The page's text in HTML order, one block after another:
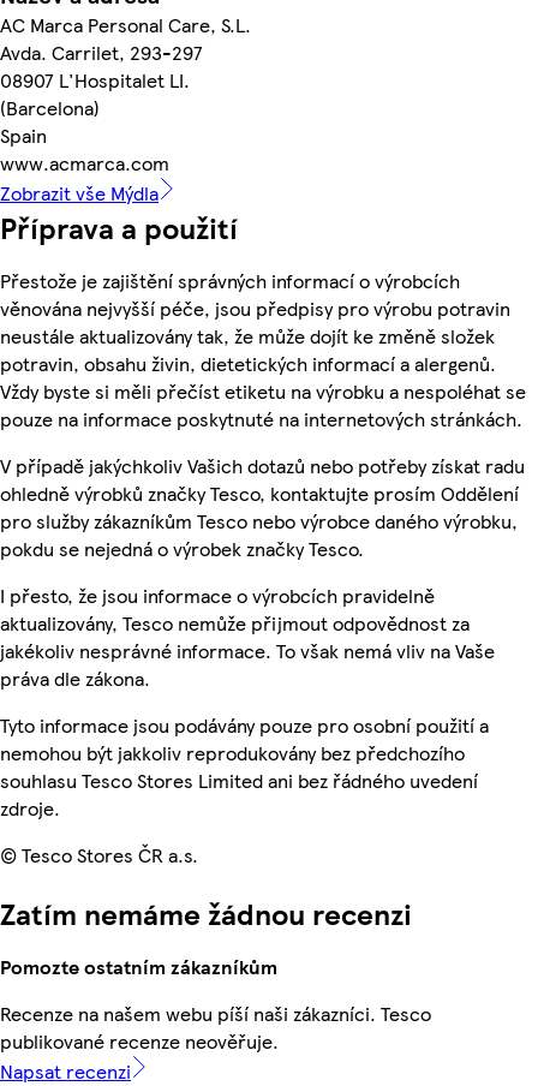
AC Marca Personal Care, S.L.
Avda. Carrilet, 293-297
08907 L'Hospitalet LI.
(Barcelona)
Spain
www.acmarca.com
Zobrazit vše Mýdla
Příprava a použití
Přestože je zajištění správných informací o výrobcích
věnována nejvyšší péče, jsou předpisy pro výrobu potravin
neustále aktualizovány tak, že může dojít ke změně složek
potravin, obsahu živin, dietetických informací a alergenů.
Vždy byste si měli přečíst etiketu na výrobku a nespoléhat se
pouze na informace poskytnuté na internetových stránkách.
V případě jakýchkoliv Vašich dotazů nebo potřeby získat radu
ohledně výrobků značky Tesco, kontaktujte prosím Oddělení
pro služby zákazníkům Tesco nebo výrobce daného výrobku,
pokdu se nejedná o výrobek značky Tesco.
I přesto, že jsou informace o výrobcích pravidelně
aktualizovány, Tesco nemůže přijmout odpovědnost za
jakékoliv nesprávné informace. To však nemá vliv na Vaše
práva dle zákona.
Tyto informace jsou podávány pouze pro osobní použití a
nemohou být jakkoliv reprodukovány bez předchozího
souhlasu Tesco Stores Limited ani bez řádného uvedení
zdroje.
© Tesco Stores ČR a.s.
Zatím nemáme žádnou recenzi
Pomozte ostatním zákazníkům
Recenze na našem webu píší naši zákazníci. Tesco
publikované recenze neověřuje.
Napsat recenzi